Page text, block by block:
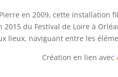
en 2009, cette installation
du Festival de Loire à
lieux, naviguant entre les
Création en lien avec